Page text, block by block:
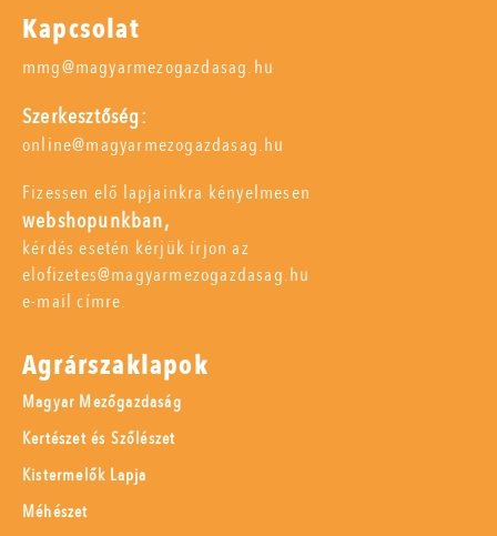
Kapcsolat
mmg@magyarmezogazdasag.hu
Szerkesztőség:
online@magyarmezogazdasag.hu
Fizessen elő lapjainkra kényelmesen
webshopunkban,
kérdés esetén kérjük írjon az
elofizetes@magyarmezogazdasag.hu
e-mail címre.
Agrárszaklapok
Magyar Mezőgazdaság
Kertészet és Szőlészet
Kistermelők Lapja
Méhészet